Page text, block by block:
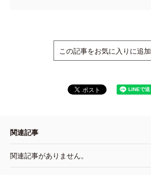
この記事をお気に入りに追加
関連記事
関連記事がありません。